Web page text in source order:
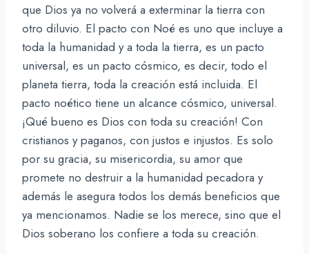
que Dios ya no volverá a exterminar la tierra con
otro diluvio. El pacto con Noé es uno que incluye a
toda la humanidad y a toda la tierra, es un pacto
universal, es un pacto cósmico, es decir, todo el
planeta tierra, toda la creación está incluida. El
pacto noético tiene un alcance cósmico, universal.
¡Qué bueno es Dios con toda su creación! Con
cristianos y paganos, con justos e injustos. Es solo
por su gracia, su misericordia, su amor que
promete no destruir a la humanidad pecadora y
además le asegura todos los demás beneficios que
ya mencionamos. Nadie se los merece, sino que el
Dios soberano los confiere a toda su creación.